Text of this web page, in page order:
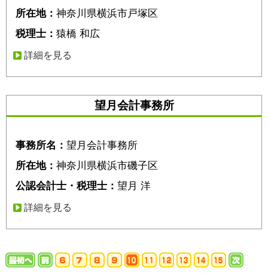
所在地： 神奈川県横浜市戸塚区
税理士： 猿橋 和広
詳細を見る
望月会計事務所
事務所名： 望月会計事務所
所在地： 神奈川県横浜市磯子区
公認会計士・税理士： 望月 洋
詳細を見る